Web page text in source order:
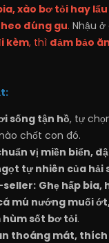
xào bơ tỏi hay
đúng gu. Nhậu
kèm, thì đảm bảo
sống tận hồ, tự
chốt con đó.
vị miền biển,
tự nhiên của hải
seller: Ghẹ hấp bia,
mú nướng muối
hùm sốt bơ tỏi.
thoáng mát, thích